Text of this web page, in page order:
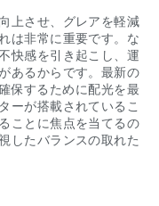
上させ、グレアを軽減
は非常に重要です。な
快感を引き起こし、運
あるからです。最新の
保するために配光を最
ーが搭載されているこ
ことに焦点を当てるの
したバランスの取れた